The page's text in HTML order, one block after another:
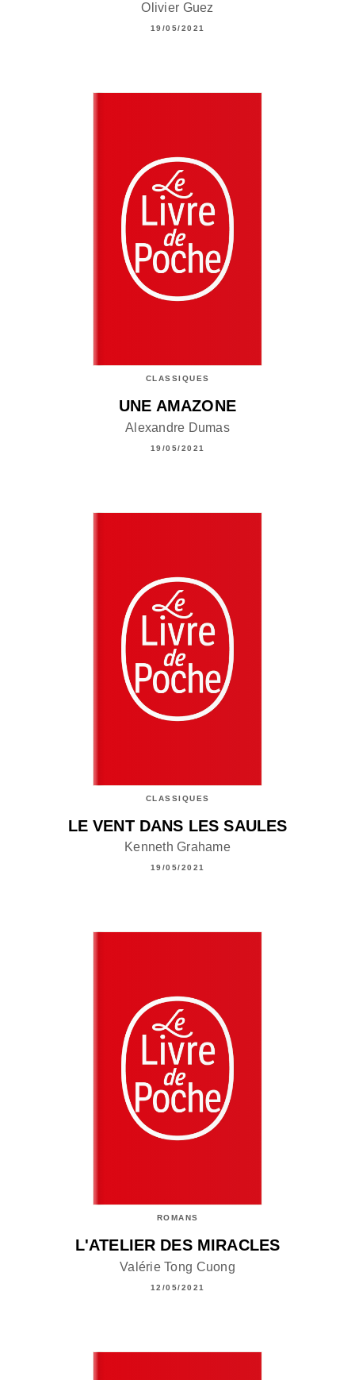
Olivier Guez
19/05/2021
CLASSIQUES
UNE AMAZONE
Alexandre Dumas
19/05/2021
CLASSIQUES
LE VENT DANS LES SAULES
Kenneth Grahame
19/05/2021
ROMANS
L'ATELIER DES MIRACLES
Valérie Tong Cuong
12/05/2021